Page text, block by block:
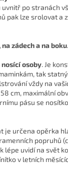
po stranách
pak lze srolovat a
zádech a na boku.
osoby. Je
tak
vždy na
cm, maximální
pásu se
je určena opěrka
popruhů
lépe uvidí na svět
v letních